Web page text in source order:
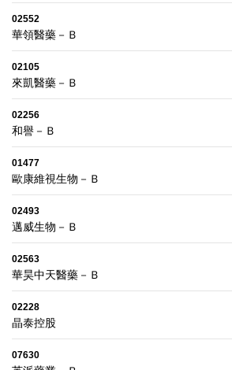
02552
華領醫藥－Ｂ
02105
來凱醫藥－Ｂ
02256
和譽－Ｂ
01477
歐康維視生物－Ｂ
02493
邁威生物－Ｂ
02563
華昊中天醫藥－Ｂ
02228
晶泰控股
07630